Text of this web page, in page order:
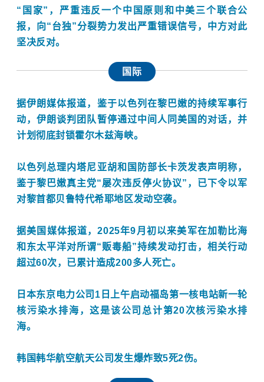
“国家”，严重违反一个中国原则和中美三个联合公
报，向“台独”分裂势力发出严重错误信号，中方对此
坚决反对。
国际
据伊朗媒体报道，鉴于以色列 在黎巴嫩的持续军事行
动，伊朗谈判团队暂停通过中间人同美国的对话，并
计划彻底封锁霍尔木兹海峡。
以色列总理内塔尼亚胡和国防部长卡茨发表声明称，
鉴于黎巴嫩真主党“屡次违反停火协议”，已下令以军
对黎首都贝鲁特代希耶地区发动空袭。
据美国媒体报道，2025年9月初以来美军在加勒比海
和东太平洋对所谓“贩毒船”持续发动打击，相关行动
超过60次，已累计造成200多人死亡。
日本东京电力公司1日上午启动福岛第一核电站新一轮
核污染水排海，这是该公司总计第20次核污染水排
海。
韩国韩华航空航天公司发生爆炸致5死2伤。